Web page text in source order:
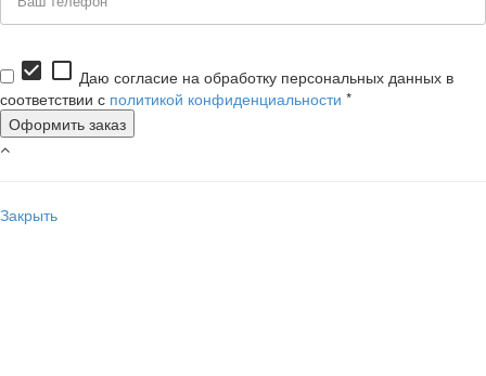
check_box check_box_outline_blank Даю согласие на обработку персональных данных в
соответствии с политикой конфиденциальности *
Закрыть